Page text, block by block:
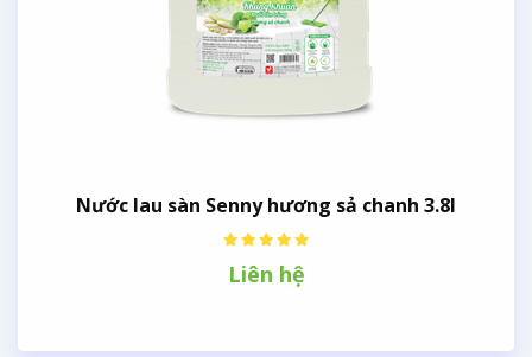
Nước lau sàn Senny hương sả chanh 3.8l
Liên hệ